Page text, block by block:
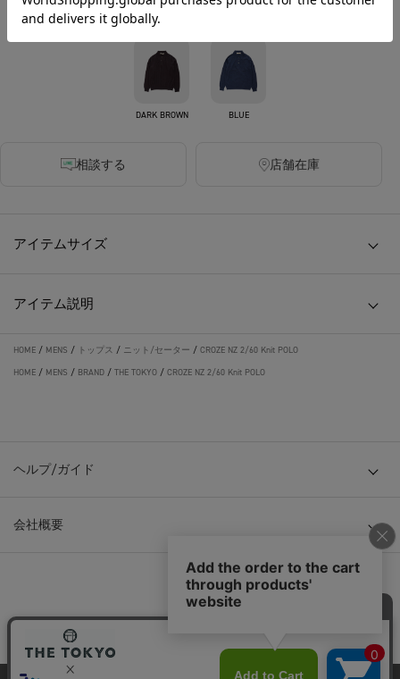
OFF WHITE
DARK BROWN BLUE
相談する 店舗在庫
アイテムサイズ
アイテム説明
HOME / MENS / トップス / ニット/セーター / CROZE NZ 2/60 Knit POLO
HOME / MENS / BRAND / THE TOKYO / CROZE NZ 2/60 Knit POLO
ヘルプ/ガイド
会社概要
© TOKYO BASE CO., LTD